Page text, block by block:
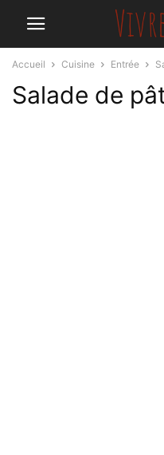
Accueil Cuisine Entrée
Salade de